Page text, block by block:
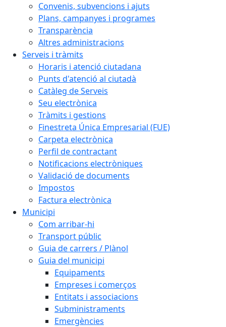
Convenis, subvencions i ajuts
Plans, campanyes i programes
Transparència
Altres administracions
Serveis i tràmits
Horaris i atenció ciutadana
Punts d'atenció al ciutadà
Catàleg de Serveis
Seu electrònica
Tràmits i gestions
Finestreta Única Empresarial (FUE)
Carpeta electrònica
Perfil de contractant
Notificacions electròniques
Validació de documents
Impostos
Factura electrònica
Municipi
Com arribar-hi
Transport públic
Guia de carrers / Plànol
Guia del municipi
Equipaments
Empreses i comerços
Entitats i associacions
Subministraments
Emergències